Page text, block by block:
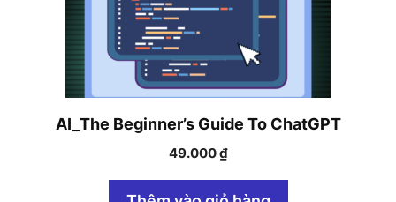
AI_The Beginner’s Guide To ChatGPT
49.000₫